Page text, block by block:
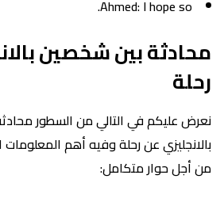
Ahmed: I hope so.
محادثة بين شخصين
رحلة
نعرض عليكم في التالي من السطور
بالانجليزي عن رحلة وفيه أهم
من أجل حوار متكامل: